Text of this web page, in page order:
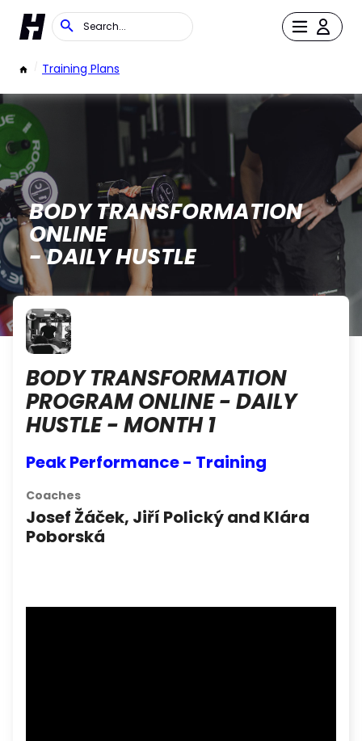
/ Training Plans
BODY TRANSFORMATION
ONLINE
- DAILY HUSTLE
BODY TRANSFORMATION
PROGRAM ONLINE - DAILY
HUSTLE - MONTH 1
Peak Performance - Training
Coaches
Josef Žáček, Jiří Polický and Klára
Poborská